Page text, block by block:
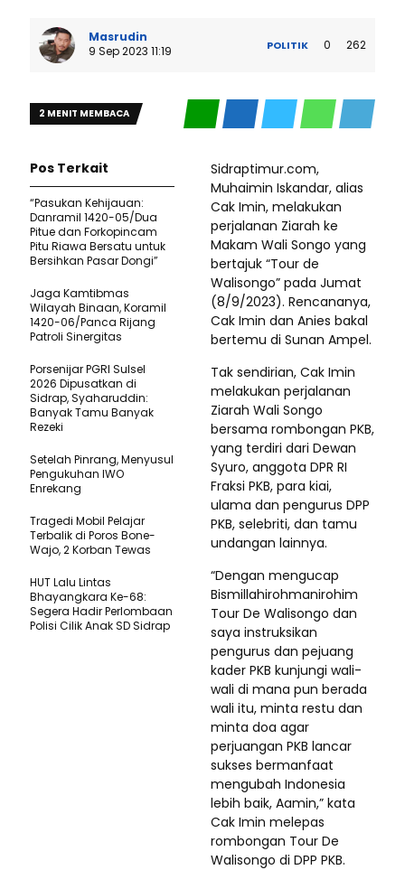
Masrudin
9 Sep 2023 11:19
POLITIK 0 262
2 MENIT MEMBACA
Sidraptimur.com,
Muhaimin Iskandar, alias
Cak Imin, melakukan
perjalanan Ziarah ke
Makam Wali Songo yang
bertajuk “Tour de
Walisongo” pada Jumat
(8/9/2023). Rencananya,
Cak Imin dan Anies bakal
bertemu di Sunan Ampel.
Tak sendirian, Cak Imin
melakukan perjalanan
Ziarah Wali Songo
bersama rombongan PKB,
yang terdiri dari Dewan
Syuro, anggota DPR RI
Fraksi PKB, para kiai,
ulama dan pengurus DPP
PKB, selebriti, dan tamu
undangan lainnya.
“Dengan mengucap
Bismillahirohmanirohim
Tour De Walisongo dan
saya instruksikan
pengurus dan pejuang
kader PKB kunjungi wali-
wali di mana pun berada
wali itu, minta restu dan
minta doa agar
perjuangan PKB lancar
sukses bermanfaat
mengubah Indonesia
lebih baik, Aamin,” kata
Cak Imin melepas
rombongan Tour De
Walisongo di DPP PKB.
Pos Terkait
“Pasukan Kehijauan:
Danramil 1420-05/Dua
Pitue dan Forkopincam
Pitu Riawa Bersatu untuk
Bersihkan Pasar Dongi”
Jaga Kamtibmas
Wilayah Binaan, Koramil
1420-06/Panca Rijang
Patroli Sinergitas
Porsenijar PGRI Sulsel
2026 Dipusatkan di
Sidrap, Syaharuddin:
Banyak Tamu Banyak
Rezeki
Setelah Pinrang, Menyusul
Pengukuhan IWO
Enrekang
Tragedi Mobil Pelajar
Terbalik di Poros Bone-
Wajo, 2 Korban Tewas
HUT Lalu Lintas
Bhayangkara Ke-68:
Segera Hadir Perlombaan
Polisi Cilik Anak SD Sidrap